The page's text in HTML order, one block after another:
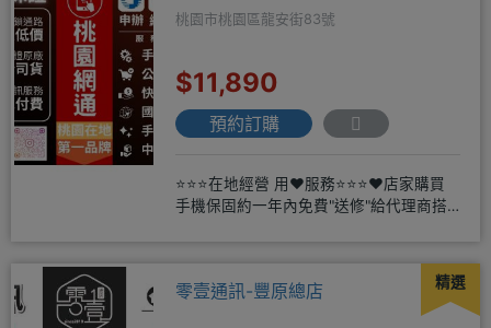
桃園市桃園區龍安街83號
$11,890
預約訂購
⭐⭐⭐在地經營 用❤️服務⭐⭐⭐❤️店家購買
手機保固約一年內免費"送修"給代理商搭
精選
零壹通訊-豐原總店